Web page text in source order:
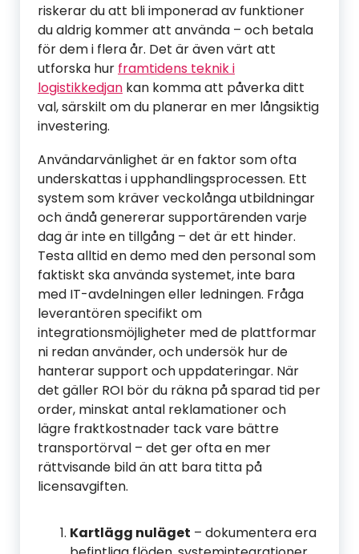
riskerar du att bli imponerad av funktioner
du aldrig kommer att använda – och betala
för dem i flera år. Det är även värt att
utforska hur framtidens teknik i
logistikkedjan kan komma att påverka ditt
val, särskilt om du planerar en mer långsiktig
investering.
Användarvänlighet är en faktor som ofta
underskattas i upphandlingsprocessen. Ett
system som kräver veckolånga utbildningar
och ändå genererar supportärenden varje
dag är inte en tillgång – det är ett hinder.
Testa alltid en demo med den personal som
faktiskt ska använda systemet, inte bara
med IT-avdelningen eller ledningen. Fråga
leverantören specifikt om
integrationsmöjligheter med de plattformar
ni redan använder, och undersök hur de
hanterar support och uppdateringar. När
det gäller ROI bör du räkna på sparad tid per
order, minskat antal reklamationer och
lägre fraktkostnader tack vare bättre
transportörval – det ger ofta en mer
rättvisande bild än att bara titta på
licensavgiften.
Kartlägg nuläget – dokumentera era